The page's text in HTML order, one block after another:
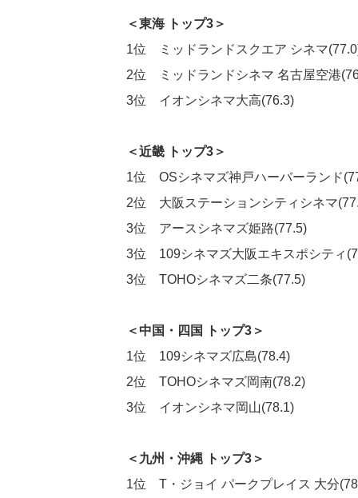
＜東海 トップ3＞
1位 ミッドランドスクエア シネマ
2位 ミッドランドシネマ 名古屋空港
3位 イオンシネマ大高(76.3)
＜近畿 トップ3＞
1位 OSシネマズ神戸ハーバーランド
2位 大阪ステーションシティシネマ
3位 アースシネマズ姫路(77.5)
3位 109シネマズ大阪エキスポシティ
3位 TOHOシネマズ二条(77.5)
＜中国・四国 トップ3＞
1位 109シネマズ広島(78.4)
2位 TOHOシネマズ岡南(78.2)
3位 イオンシネマ岡山(78.1)
＜九州・沖縄 トップ3＞
1位 T・ジョイ パークプレイス 大分